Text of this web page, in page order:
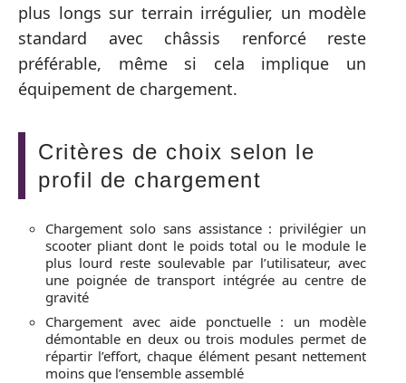
plus longs sur terrain irrégulier, un modèle
standard avec châssis renforcé reste
préférable, même si cela implique un
équipement de chargement.
Critères de choix selon le
profil de chargement
Chargement solo sans assistance : privilégier un
scooter pliant dont le poids total ou le module le
plus lourd reste soulevable par l’utilisateur, avec
une poignée de transport intégrée au centre de
gravité
Chargement avec aide ponctuelle : un modèle
démontable en deux ou trois modules permet de
répartir l’effort, chaque élément pesant nettement
moins que l’ensemble assemblé